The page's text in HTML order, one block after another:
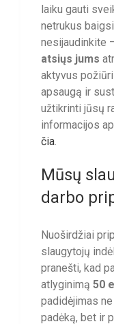
laiku gauti
netrukus
nesijaudinkite
atsiųs jums
aktyvus
apsaugą ir
užtikrinti jūsų
informacijos
čia
Mūsų
darbo
Nuoširdžiai
slaugytojų
pranešti, kad
atlyginimą 50
padidėjimas
padėką, bet ir